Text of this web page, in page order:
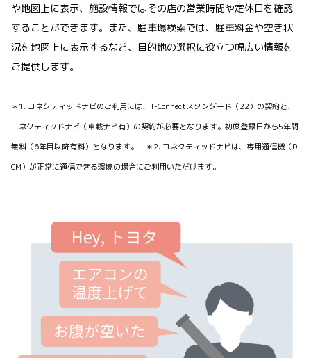
や地図上に表示、施設情報ではその店の営業時間や定休日を確認
することができます。また、駐車場検索では、駐車料金や空き状
況を地図上に表示するなど、目的地の選択に役立つ幅広い情報を
ご提供します。
＊1. コネクティッドナビのご利用には、T-Connectスタンダード（22）の契約と、
コネクティッドナビ（車載ナビ有）の契約が必要となります。初度登録日から5年間
無料（6年目以降有料）となります。 ＊2. コネクティッドナビは、専用通信機（D
CM）が正常に通信できる環境の場合にご利用いただけます。